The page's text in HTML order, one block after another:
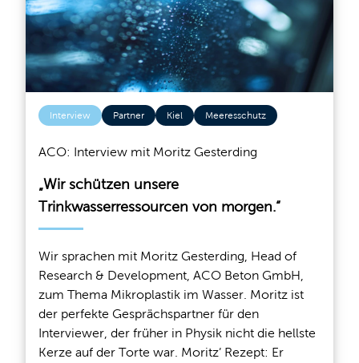
Interview Partner Kiel Meeresschutz
ACO: Interview mit Moritz Gesterding
„Wir schützen unsere
Trinkwasserressourcen von morgen.“
Wir sprachen mit Moritz Gesterding, Head of
Research & Development, ACO Beton GmbH,
zum Thema Mikroplastik im Wasser. Moritz ist
der perfekte Gesprächspartner für den
Interviewer, der früher in Physik nicht die hellste
Kerze auf der Torte war. Moritz’ Rezept: Er